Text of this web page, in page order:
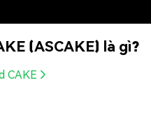
(ASCAKE) là gì?
CAKE